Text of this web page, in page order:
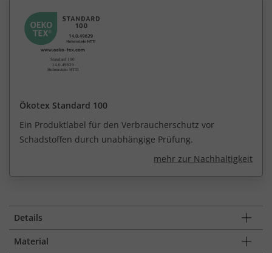
Ökotex Standard 100
Ein Produktlabel für den Verbraucherschutz vor
Schadstoffen durch unabhängige Prüfung.
mehr zur Nachhaltigkeit
Details
Material